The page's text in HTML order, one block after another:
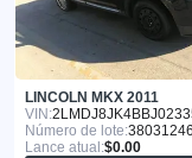
LINCOLN MKX 2011
VIN:
Número de lote:38031246
Lance atual:$0.00